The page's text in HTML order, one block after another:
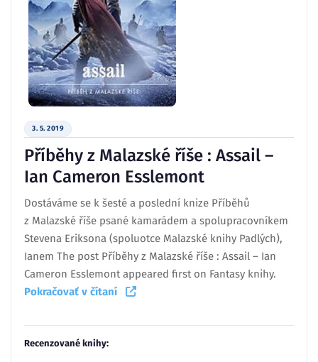
3. 5. 2019
Příběhy z Malazské říše : Assail –
Ian Cameron Esslemont
Dostáváme se k šesté a poslední knize Příběhů
z Malazské říše psané kamarádem a spolupracovníkem
Stevena Eriksona (spoluotce Malazské knihy Padlých),
Ianem The post Příběhy z Malazské říše : Assail – Ian
Cameron Esslemont appeared first on Fantasy knihy.
Pokračovať v čítaní
Recenzované knihy: